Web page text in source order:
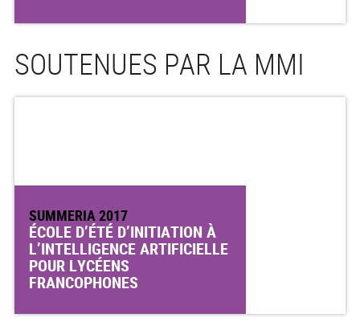
SOUTENUES PAR LA MMI
SUMMERIA 2017
ÉCOLE D’ÉTÉ D’INITIATION À
L’INTELLIGENCE ARTIFICIELLE
POUR LYCÉENS
FRANCOPHONES